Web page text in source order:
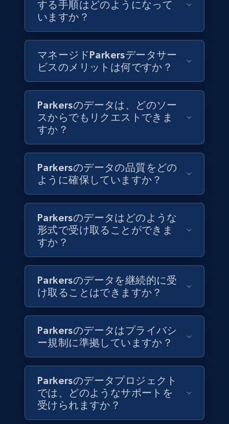
Jobid, Company name, Date posted parsed, Job
title, Description text, Benefits, Qualifications,
Job type, and more.
Business
6.5K+ 761+ 今すぐ購入
Companies information enriched dataset
URL, ID lc, Name lc, Country code lc, Locations
lc, Followers lc, Employees in linkedin lc, About
lc, and more.
Business
今すぐ購入
URL, Final price, Sku, Currency, Gtin,
Specifications, Image urls, Top reviews, and
eCommerce
5.6K+ 875+ 今すぐ購入
する手順はどのようになって
いますか？
マネージドParkersデータサー
ビスのメリットは何ですか？
Parkersのデータは、どのソー
スからでもリクエストできま
すか？
Parkersのデータの品質をどの
ように確保していますか？
Parkersのデータはどのような
形式で受け取ることができま
すか？
Parkersのデータを継続的に受
け取ることはできますか？
Parkersのデータはプライバシ
ー規制に準拠していますか？
Parkersのデータプロジェクト
では、どのようなサポートを
受けられますか？